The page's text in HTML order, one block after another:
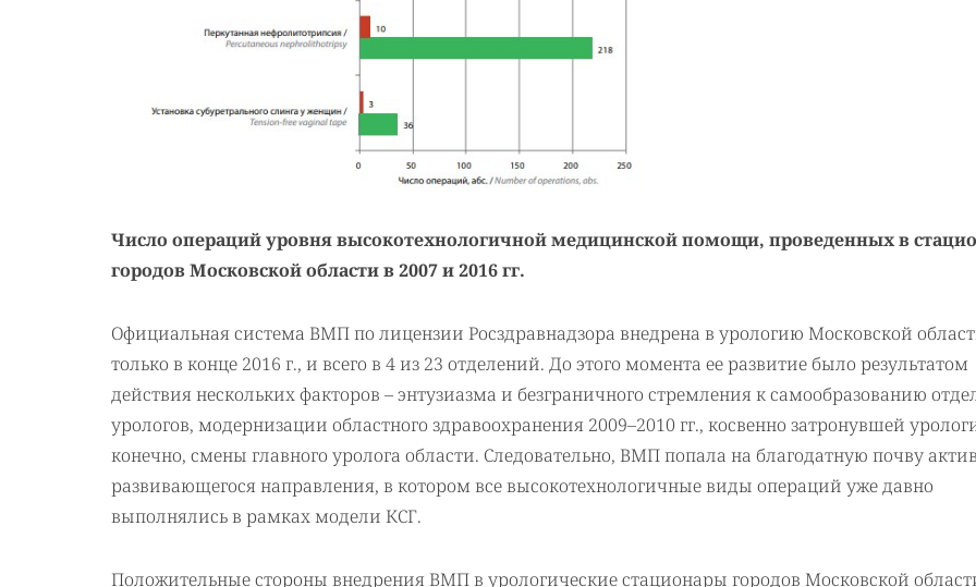
Число операций уровня высокотехнологичной медицинской помощи, проведенных в
городов Московской области в 2007 и 2016 гг.
Официальная система ВМП по лицензии Росздравнадзора внедрена в урологию Московской
только в конце 2016 г., и всего в 4 из 23 отделений. До этого момента ее развитие было результатом
действия нескольких факторов – энтузиазма и безграничного стремления к самообразованию
урологов, модернизации областного здравоохранения 2009–2010 гг., косвенно затронувшей
конечно, смены главного уролога области. Следовательно, ВМП попала на благодатную почву
развивающегося направления, в котором все высокотехнологичные виды операций уже давно
выполнялись в рамках модели КСГ.
Положительные стороны внедрения ВМП в урологические стационары городов Московской